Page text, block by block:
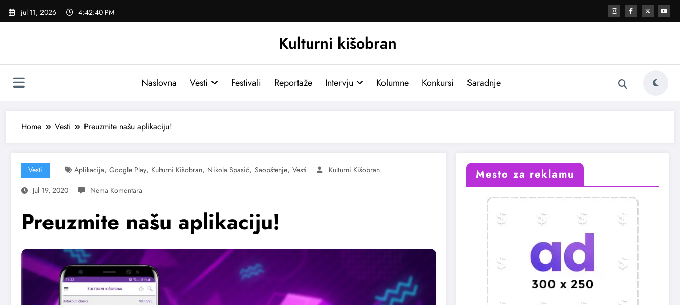
Skoči
jul 11, 2026 4:42:41 PM
Kulturni kišobran
Naslovna Vesti Festivali Reportaže Intervju Kolumne Konkursi Saradnje
Home Vesti Preuzmite našu aplikaciju!
Vesti Aplikacija, Google Play, Kulturni Kišobran, Nikola Spasić, Saopštenje, Vesti
Kulturni Kišobran
Jul 19, 2020
Preuzmite našu aplikaciju!
Mesto za reklamu